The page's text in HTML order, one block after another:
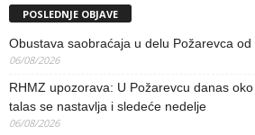
POSLEDNJE OBJAVE
Obustava saobraćaja u delu Požarevca
06/08/2026
RHMZ upozorava: U Požarevcu danas
talas se nastavlja i sledeće nedelje
06/08/2026